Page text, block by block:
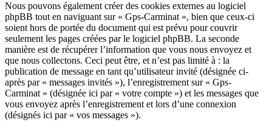
Nous pouvons également créer des cookies externes au logiciel
phpBB tout en naviguant sur « Gps-Carminat », bien que ceux-ci
soient hors de portée du document qui est prévu pour couvrir
seulement les pages créées par le logiciel phpBB. La seconde
manière est de récupérer l’information que vous nous envoyez et
que nous collectons. Ceci peut être, et n’est pas limité à : la
publication de message en tant qu’utilisateur invité (désignée ci-
après par « messages invités »), l’enregistrement sur « Gps-
Carminat » (désignée ici par « votre compte ») et les messages que
vous envoyez après l’enregistrement et lors d’une connexion
(désignés ici par « vos messages »).